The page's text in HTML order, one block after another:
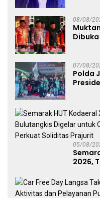
08/08/
07/08/
Polda
05/08/
2026,